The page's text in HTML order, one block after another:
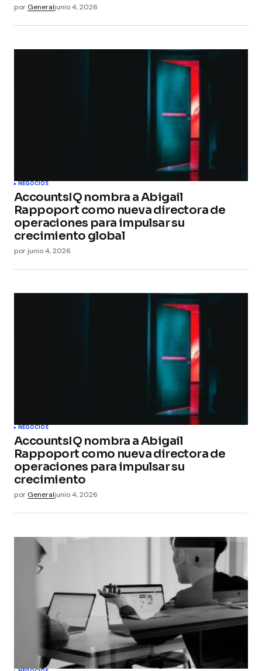
por Generaljunio 4, 2026
NEGOCIOS
AccountsIQ nombra a Abigail
Rappoport como nueva directora de
operaciones para impulsar su
crecimiento global
por junio 4, 2026
NEGOCIOS
AccountsIQ nombra a Abigail
Rappoport como nueva directora de
operaciones para impulsar su
crecimiento
por Generaljunio 4, 2026